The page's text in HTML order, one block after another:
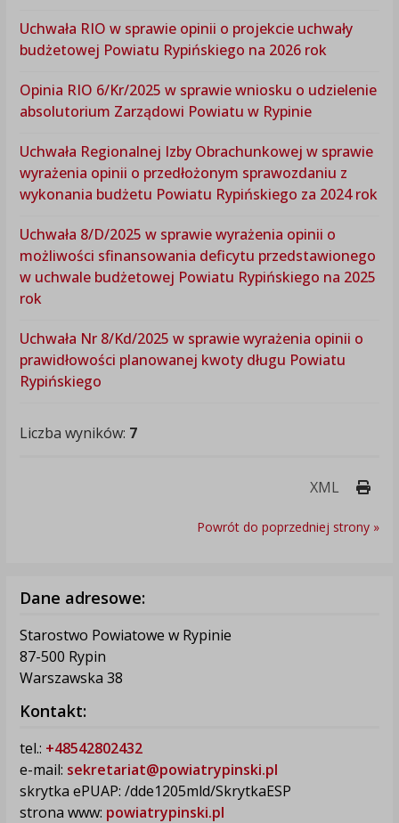
Uchwała RIO w sprawie opinii o projekcie uchwały
budżetowej Powiatu Rypińskiego na 2026 rok
Opinia RIO 6/Kr/2025 w sprawie wniosku o udzielenie
absolutorium Zarządowi Powiatu w Rypinie
Uchwała Regionalnej Izby Obrachunkowej w sprawie
wyrażenia opinii o przedłożonym sprawozdaniu z
wykonania budżetu Powiatu Rypińskiego za 2024 rok
Uchwała 8/D/2025 w sprawie wyrażenia opinii o
możliwości sfinansowania deficytu przedstawionego
w uchwale budżetowej Powiatu Rypińskiego na 2025
rok
Uchwała Nr 8/Kd/2025 w sprawie wyrażenia opinii o
prawidłowości planowanej kwoty długu Powiatu
Rypińskiego
Liczba wyników: 7
XML
Powrót do poprzedniej strony »
Dane adresowe:
Starostwo Powiatowe w Rypinie
87-500 Rypin
Warszawska 38
Kontakt:
tel.: +48542802432
e-mail: sekretariat@powiatrypinski.pl
skrytka ePUAP: /dde1205mld/SkrytkaESP
strona www: powiatrypinski.pl